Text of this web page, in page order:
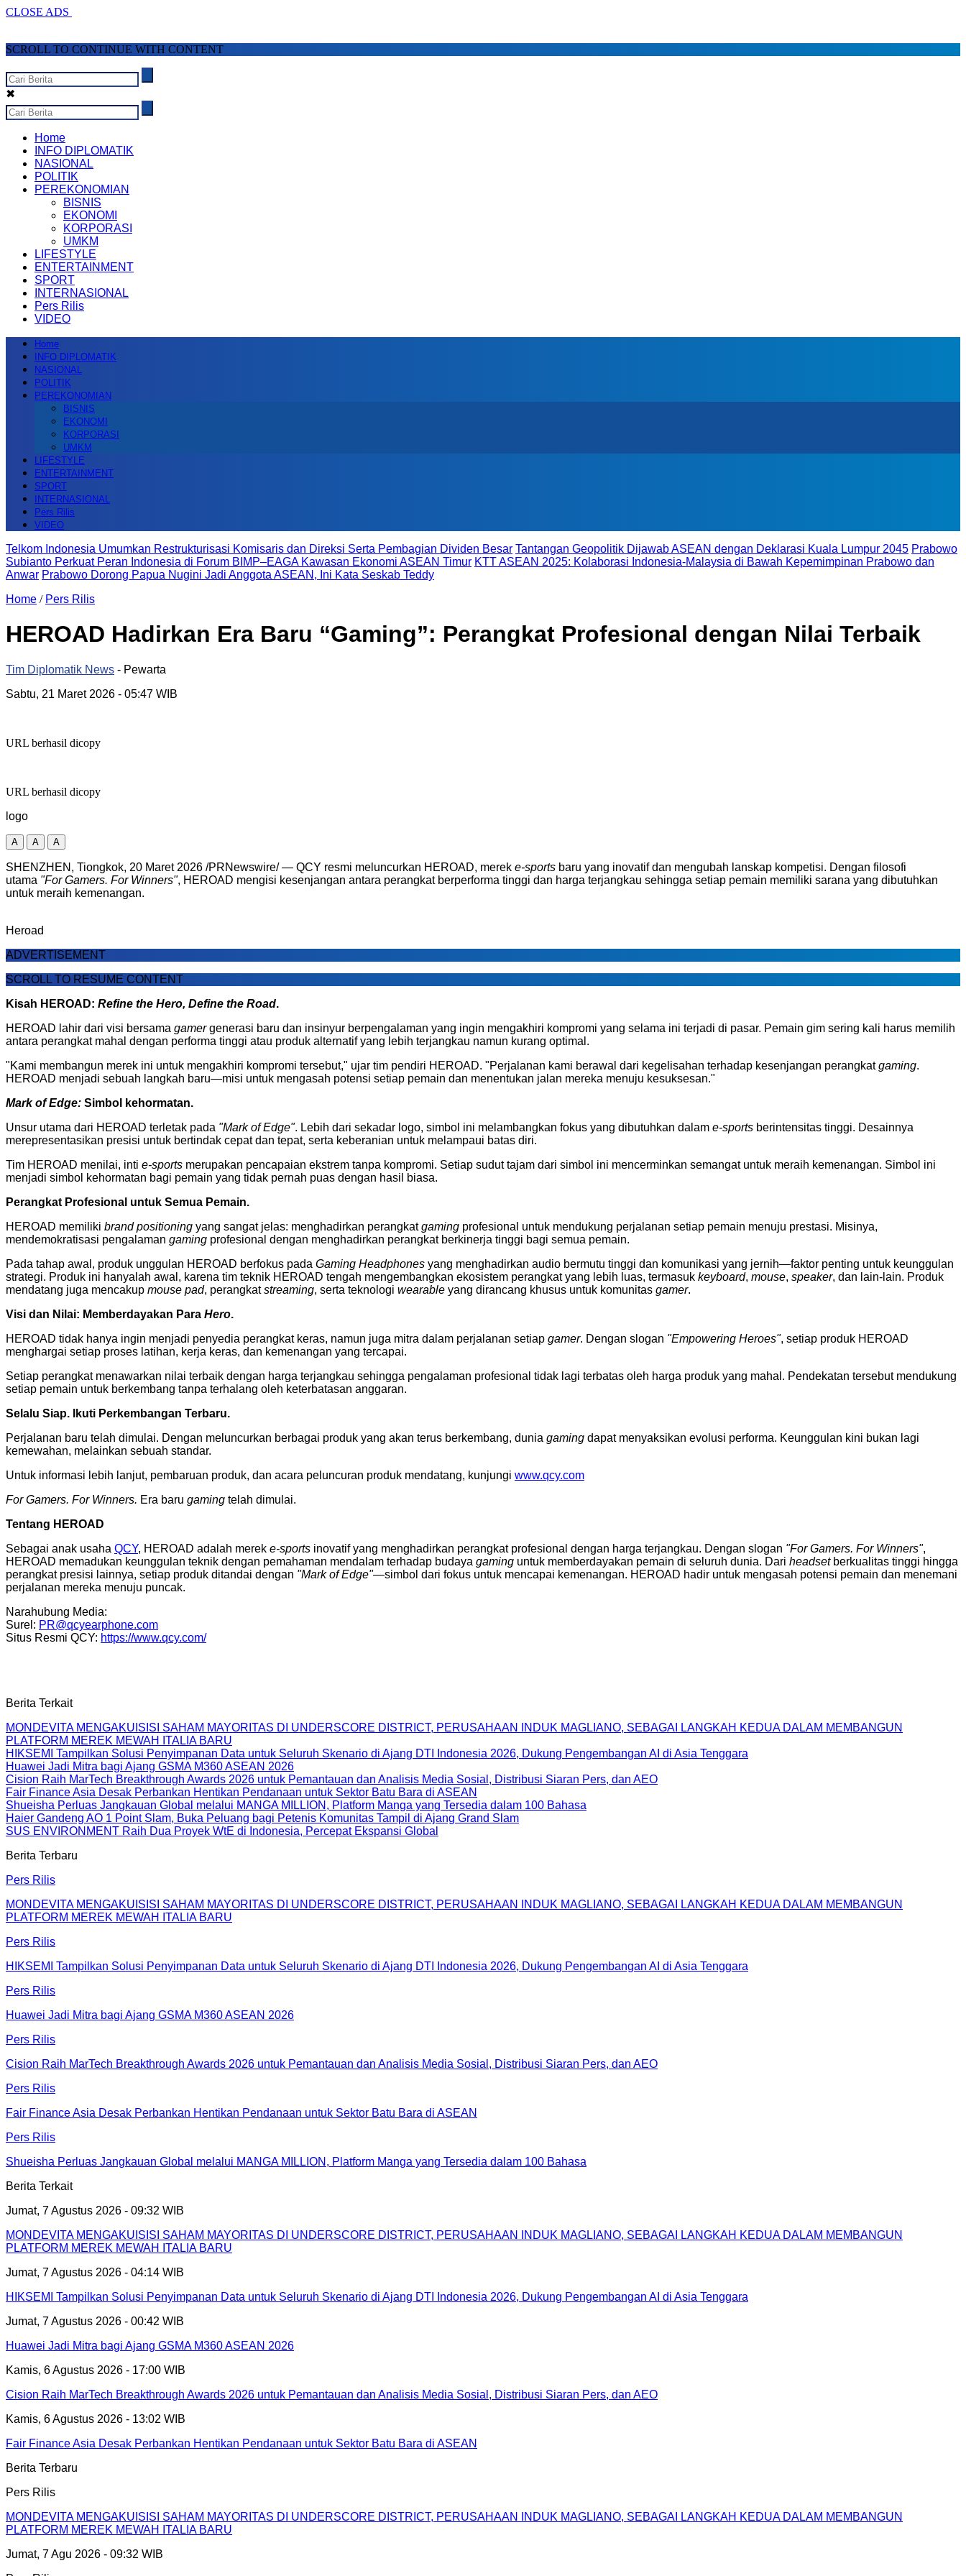
CLOSE ADS
SCROLL TO CONTINUE WITH CONTENT
✖
Home
INFO DIPLOMATIK
NASIONAL
POLITIK
PEREKONOMIAN
BISNIS
EKONOMI
KORPORASI
UMKM
LIFESTYLE
ENTERTAINMENT
SPORT
INTERNASIONAL
Pers Rilis
VIDEO
Home
INFO DIPLOMATIK
NASIONAL
POLITIK
PEREKONOMIAN
BISNIS
EKONOMI
KORPORASI
UMKM
LIFESTYLE
ENTERTAINMENT
SPORT
INTERNASIONAL
Pers Rilis
VIDEO
Telkom Indonesia Umumkan Restrukturisasi Komisaris dan Direksi Serta Pembagian Dividen Besar Tantangan Geopolitik Dijawab ASEAN dengan Deklarasi Kuala Lumpur 2045 Prabowo
Subianto Perkuat Peran Indonesia di Forum BIMP–EAGA Kawasan Ekonomi ASEAN Timur KTT ASEAN 2025: Kolaborasi Indonesia-Malaysia di Bawah Kepemimpinan Prabowo dan
Anwar Prabowo Dorong Papua Nugini Jadi Anggota ASEAN, Ini Kata Seskab Teddy
Home / Pers Rilis
HEROAD Hadirkan Era Baru “Gaming”: Perangkat Profesional dengan Nilai Terbaik
Tim Diplomatik News - Pewarta
Sabtu, 21 Maret 2026 - 05:47 WIB
URL berhasil dicopy
URL berhasil dicopy
logo
A A A
SHENZHEN, Tiongkok, 20 Maret 2026 /PRNewswire/ — QCY resmi meluncurkan HEROAD, merek e-sports baru yang inovatif dan mengubah lanskap kompetisi. Dengan filosofi
utama "For Gamers. For Winners", HEROAD mengisi kesenjangan antara perangkat berperforma tinggi dan harga terjangkau sehingga setiap pemain memiliki sarana yang dibutuhkan
untuk meraih kemenangan.
Heroad
ADVERTISEMENT
SCROLL TO RESUME CONTENT
Kisah HEROAD: Refine the Hero, Define the Road.
HEROAD lahir dari visi bersama gamergenerasi baru dan insinyur berpengalaman yang ingin mengakhiri kompromi yang selama ini terjadi di pasar. Pemain gim sering kali harus memilih
antara perangkat mahal dengan performa tinggi atau produk alternatif yang lebih terjangkau namun kurang optimal.
"Kami membangun merek ini untuk mengakhiri kompromi tersebut," ujar tim pendiri HEROAD. "Perjalanan kami berawal dari kegelisahan terhadap kesenjangan perangkatgaming.
HEROAD menjadi sebuah langkah baru—misi untuk mengasah potensi setiap pemain dan menentukan jalan mereka menuju kesuksesan."
Mark of Edge: Simbol kehormatan.
Unsur utama dari HEROAD terletak pada "Mark of Edge". Lebih dari sekadar logo, simbol ini melambangkan fokus yang dibutuhkan dalam e-sports berintensitas tinggi. Desainnya
merepresentasikan presisi untuk bertindak cepat dan tepat, serta keberanian untuk melampaui batas diri.
Tim HEROAD menilai, inti e-sports merupakan pencapaian ekstrem tanpa kompromi. Setiap sudut tajam dari simbol ini mencerminkan semangat untuk meraih kemenangan. Simbol ini
menjadi simbol kehormatan bagi pemain yang tidak pernah puas dengan hasil biasa.
Perangkat Profesional untuk Semua Pemain.
HEROAD memiliki brand positioning yang sangat jelas: menghadirkan perangkatgaming profesional untuk mendukung perjalanan setiap pemain menuju prestasi. Misinya,
mendemokratisasi pengalaman gaming profesional dengan menghadirkan perangkat berkinerja tinggi bagi semua pemain.
Pada tahap awal, produk unggulan HEROAD berfokus pada Gaming Headphones yang menghadirkan audio bermutu tinggi dan komunikasi yang jernih—faktor penting untuk keunggulan
strategi. Produk ini hanyalah awal, karena tim teknik HEROAD tengah mengembangkan ekosistem perangkat yang lebih luas, termasuk keyboard, mouse, speaker, dan lain-lain. Produk
mendatang juga mencakup mouse pad, perangkatstreaming, serta teknologi wearable yang dirancang khusus untuk komunitas gamer.
Visi dan Nilai: Memberdayakan Para Hero.
HEROAD tidak hanya ingin menjadi penyedia perangkat keras, namun juga mitra dalam perjalanan setiap gamer. Dengan slogan "Empowering Heroes", setiap produk HEROAD
menghargai setiap proses latihan, kerja keras, dan kemenangan yang tercapai.
Setiap perangkat menawarkan nilai terbaik dengan harga terjangkau sehingga pengalaman profesional tidak lagi terbatas oleh harga produk yang mahal. Pendekatan tersebut mendukung
setiap pemain untuk berkembang tanpa terhalang oleh keterbatasan anggaran.
Selalu Siap. Ikuti Perkembangan Terbaru.
Perjalanan baru telah dimulai. Dengan meluncurkan berbagai produk yang akan terus berkembang, dunia gaming dapat menyaksikan evolusi performa. Keunggulan kini bukan lagi
kemewahan, melainkan sebuah standar.
Untuk informasi lebih lanjut, pembaruan produk, dan acara peluncuran produk mendatang, kunjungi www.qcy.com
For Gamers. For Winners. Era baru gaming telah dimulai.
Tentang HEROAD
Sebagai anak usaha QCY, HEROAD adalah merek e-sports inovatif yang menghadirkan perangkat profesional dengan harga terjangkau. Dengan slogan "For Gamers. For Winners",
HEROAD memadukan keunggulan teknik dengan pemahaman mendalam terhadap budaya gaming untuk memberdayakan pemain di seluruh dunia. Dari headsetberkualitas tinggi hingga
perangkat presisi lainnya, setiap produk ditandai dengan "Mark of Edge"—simbol dari fokus untuk mencapai kemenangan. HEROAD hadir untuk mengasah potensi pemain dan menemani
perjalanan mereka menuju puncak.
Narahubung Media:
Surel: PR@qcyearphone.com
Situs Resmi QCY: https://www.qcy.com/
Berita Terkait
MONDEVITA MENGAKUISISI SAHAM MAYORITAS DI UNDERSCORE DISTRICT, PERUSAHAAN INDUK MAGLIANO, SEBAGAI LANGKAH KEDUA DALAM MEMBANGUN
PLATFORM MEREK MEWAH ITALIA BARU
HIKSEMI Tampilkan Solusi Penyimpanan Data untuk Seluruh Skenario di Ajang DTI Indonesia 2026, Dukung Pengembangan AI di Asia Tenggara
Huawei Jadi Mitra bagi Ajang GSMA M360 ASEAN 2026
Cision Raih MarTech Breakthrough Awards 2026 untuk Pemantauan dan Analisis Media Sosial, Distribusi Siaran Pers, dan AEO
Fair Finance Asia Desak Perbankan Hentikan Pendanaan untuk Sektor Batu Bara di ASEAN
Shueisha Perluas Jangkauan Global melalui MANGA MILLION, Platform Manga yang Tersedia dalam 100 Bahasa
Haier Gandeng AO 1 Point Slam, Buka Peluang bagi Petenis Komunitas Tampil di Ajang Grand Slam
SUS ENVIRONMENT Raih Dua Proyek WtE di Indonesia, Percepat Ekspansi Global
Berita Terbaru
Pers Rilis
MONDEVITA MENGAKUISISI SAHAM MAYORITAS DI UNDERSCORE DISTRICT, PERUSAHAAN INDUK MAGLIANO, SEBAGAI LANGKAH KEDUA DALAM MEMBANGUN
PLATFORM MEREK MEWAH ITALIA BARU
Pers Rilis
HIKSEMI Tampilkan Solusi Penyimpanan Data untuk Seluruh Skenario di Ajang DTI Indonesia 2026, Dukung Pengembangan AI di Asia Tenggara
Pers Rilis
Huawei Jadi Mitra bagi Ajang GSMA M360 ASEAN 2026
Pers Rilis
Cision Raih MarTech Breakthrough Awards 2026 untuk Pemantauan dan Analisis Media Sosial, Distribusi Siaran Pers, dan AEO
Pers Rilis
Fair Finance Asia Desak Perbankan Hentikan Pendanaan untuk Sektor Batu Bara di ASEAN
Pers Rilis
Shueisha Perluas Jangkauan Global melalui MANGA MILLION, Platform Manga yang Tersedia dalam 100 Bahasa
Berita Terkait
Jumat, 7 Agustus 2026 - 09:32 WIB
MONDEVITA MENGAKUISISI SAHAM MAYORITAS DI UNDERSCORE DISTRICT, PERUSAHAAN INDUK MAGLIANO, SEBAGAI LANGKAH KEDUA DALAM MEMBANGUN
PLATFORM MEREK MEWAH ITALIA BARU
Jumat, 7 Agustus 2026 - 04:14 WIB
HIKSEMI Tampilkan Solusi Penyimpanan Data untuk Seluruh Skenario di Ajang DTI Indonesia 2026, Dukung Pengembangan AI di Asia Tenggara
Jumat, 7 Agustus 2026 - 00:42 WIB
Huawei Jadi Mitra bagi Ajang GSMA M360 ASEAN 2026
Kamis, 6 Agustus 2026 - 17:00 WIB
Cision Raih MarTech Breakthrough Awards 2026 untuk Pemantauan dan Analisis Media Sosial, Distribusi Siaran Pers, dan AEO
Kamis, 6 Agustus 2026 - 13:02 WIB
Fair Finance Asia Desak Perbankan Hentikan Pendanaan untuk Sektor Batu Bara di ASEAN
Berita Terbaru
Pers Rilis
MONDEVITA MENGAKUISISI SAHAM MAYORITAS DI UNDERSCORE DISTRICT, PERUSAHAAN INDUK MAGLIANO, SEBAGAI LANGKAH KEDUA DALAM MEMBANGUN
PLATFORM MEREK MEWAH ITALIA BARU
Jumat, 7 Agu 2026 - 09:32 WIB